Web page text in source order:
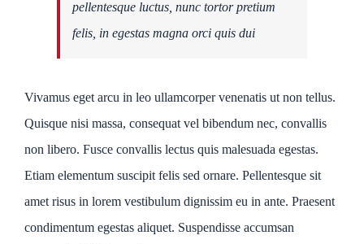
pellentesque luctus, nunc tortor pretium
felis, in egestas magna orci quis dui
Vivamus eget arcu in leo ullamcorper venenatis ut non tellus.
Quisque nisi massa, consequat vel bibendum nec, convallis
non libero. Fusce convallis lectus quis malesuada egestas.
Etiam elementum suscipit felis sed ornare. Pellentesque sit
amet risus in lorem vestibulum dignissim eu in ante. Praesent
condimentum egestas aliquet. Suspendisse accumsan